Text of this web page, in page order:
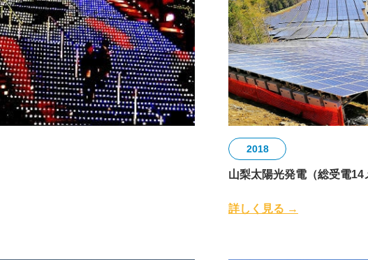
2018
山梨太陽光発電（総受電14
詳しく見る →